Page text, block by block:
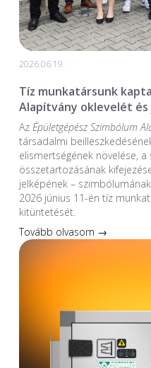
2026.06.19.
Tíz munkatársunk
Alapítvány oklevelét
Az Épületgépész Szimbólum
társadalmi
elismertségének növelése,
összetartozásának
jelképének –
2026 június 11-én tíz
kitüntetését.
Tovább olvasom →